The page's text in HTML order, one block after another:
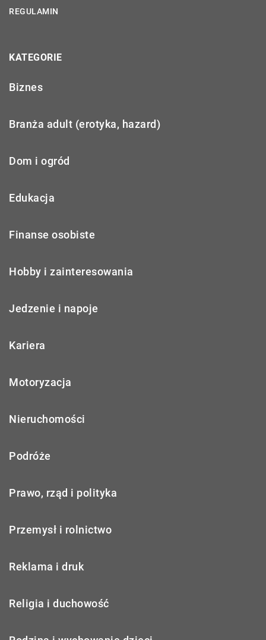
REGULAMIN
KATEGORIE
Biznes
Branża adult (erotyka, hazard)
Dom i ogród
Edukacja
Finanse osobiste
Hobby i zainteresowania
Jedzenie i napoje
Kariera
Motoryzacja
Nieruchomości
Podróże
Prawo, rząd i polityka
Przemysł i rolnictwo
Reklama i druk
Religia i duchowość